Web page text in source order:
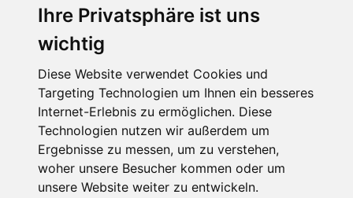
Ihre Privatsphäre ist uns
wichtig
Diese Website verwendet Cookies und
Targeting Technologien um Ihnen ein besseres
Internet-Erlebnis zu ermöglichen. Diese
Technologien nutzen wir außerdem um
Ergebnisse zu messen, um zu verstehen,
woher unsere Besucher kommen oder um
unsere Website weiter zu entwickeln.
KIRCHE IN NOT - Österreich
kin@kircheinnot.at
KIN weltweit